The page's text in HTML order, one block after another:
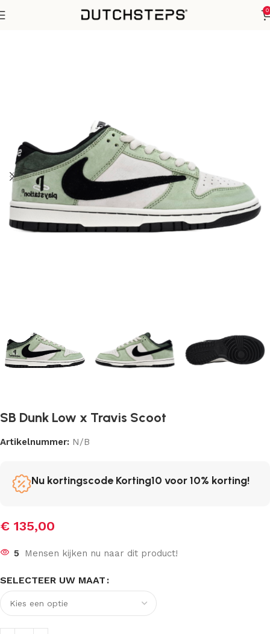
0
SB Dunk Low x Travis Scoot
Artikelnummer: N/B
Nu kortingscode Korting10 voor 10% korting!
€ 135,00
5 Mensen kijken nu naar dit product!
SELECTEER UW MAAT